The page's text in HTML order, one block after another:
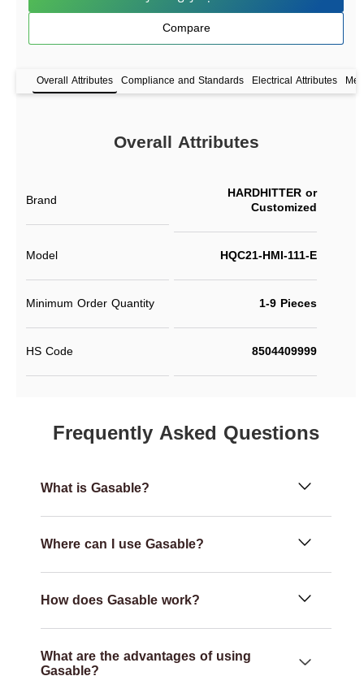
Compare
Overall Attributes Compliance and Standards Electrical Attributes
Overall Attributes
Brand HARDHITTER or
Customized
Model HQC21-HMI-111-E
Minimum Order Quantity 1-9 Pieces
HS Code 8504409999
Frequently Asked Questions
What is Gasable?
Where can I use Gasable?
How does Gasable work?
What are the advantages of using
Gasable?